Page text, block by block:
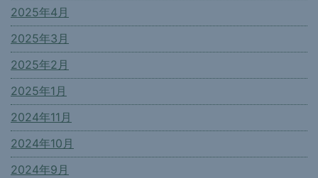
2025年4月
2025年3月
2025年2月
2025年1月
2024年11月
2024年10月
2024年9月